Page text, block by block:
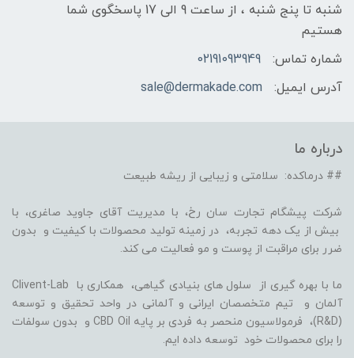
شنبه تا پنج شنبه ، از ساعت 9 الی 17 پاسخگوی شما
هستیم
شماره تماس:
02191093949
آدرس ایمیل:
sale@dermakade.com
درباره ما
## درماکده: سلامتی و زیبایی از ریشه طبیعت
شرکت پیشگام تجارت سان رخ، با مدیریت آقای جاوید صاغری، با
بیش از یک دهه تجربه، در زمینه تولید محصولات با کیفیت و بدون
ضرر برای مراقبت از پوست و مو فعالیت می کند.
ما با بهره گیری از سلول های بنیادی گیاهی، همکاری با Clivent-Lab
آلمان و تیم متخصصان ایرانی و آلمانی در واحد تحقیق و توسعه
(R&D)، فرمولاسیون منحصر به فردی بر پایه CBD Oil و بدون سولفات
را برای محصولات خود توسعه داده ایم.